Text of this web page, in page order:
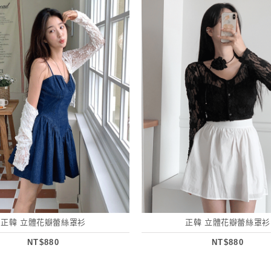
正韓 立體花瓣蕾絲罩衫
NT$880
正韓 立體花瓣蕾絲罩衫
NT$880